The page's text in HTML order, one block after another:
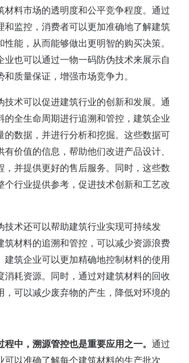
材料市场的透明度和公平竞争程度。通过
和监控，消费者可以更加准确地了解建筑
性能，从而能够做出更明智的购买决策。
业也可以通过一物一码防伪技术来展示自
和质量保证，增强市场竞争力。
技术可以促进建筑行业的创新和发展。通
的全生命周期进行追溯和管控，建筑企业
的数据，并进行分析和挖掘。这些数据可
有价值的信息，帮助他们改进产品设计、
，并提供更好的售后服务。同时，这些数
个行业提供参考，促进技术创新和工艺改
技术还可以帮助建筑行业实现可持续发
筑材料的追溯和管控，可以减少资源浪费
建筑企业可以更加精确地控制材料的使用
消耗资源。同时，通过对建筑材料的回收
，可以减少废弃物的产生，降低对环境的
中，溯源管控也是重要应用之一。 通过
可以准确了解每个建筑材料的生产批次、